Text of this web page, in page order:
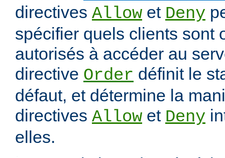
directives Allow et Deny
spécifier quels clients sont
autorisés à accéder au
directive Order définit le
défaut, et détermine la
directives Allow et Deny
elles.